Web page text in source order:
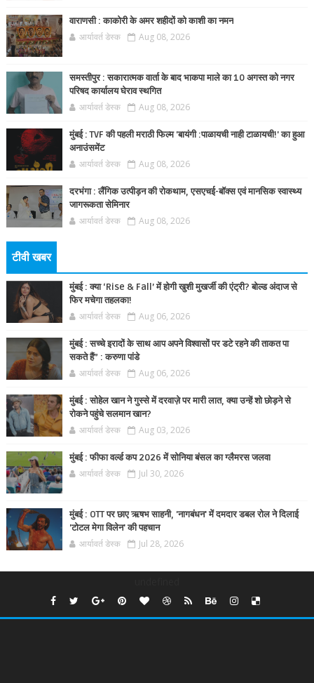
वाराणसी : काकोरी के अमर शहीदों को काशी का नमन
आर्यावर्त डेस्क Aug 08, 2026
समस्तीपुर : सकारात्मक वार्ता के बाद भाकपा माले का 10 अगस्त को नगर
परिषद कार्यालय घेराव स्थगित
आर्यावर्त डेस्क Aug 08, 2026
मुंबई : TVF की पहली मराठी फिल्म 'बायंगी :पाळायची नाही टाळायची!' का हुआ
अनाउंसमेंट
आर्यावर्त डेस्क Aug 08, 2026
दरभंगा : लैंगिक उत्पीड़न की रोकथाम, एसएचई-बॉक्स एवं मानसिक स्वास्थ्य
जागरूकता सेमिनार
आर्यावर्त डेस्क Aug 08, 2026
टीवी खबर
मुंबई : क्या ‘Rise & Fall’ में होगी खुशी मुखर्जी की एंट्री? बोल्ड अंदाज से
फिर मचेगा तहलका!
आर्यावर्त डेस्क Aug 06, 2026
मुंबई : सच्चे इरादों के साथ आप अपने विश्वासों पर डटे रहने की ताकत पा
सकते हैं” : करुणा पांडे
आर्यावर्त डेस्क Aug 06, 2026
मुंबई : सोहेल खान ने गुस्से में दरवाज़े पर मारी लात, क्या उन्हें शो छोड़ने से
रोकने पहुंचे सलमान खान?
आर्यावर्त डेस्क Aug 03, 2026
मुंबई : फीफा वर्ल्ड कप 2026 में सोनिया बंसल का ग्लैमरस जलवा
आर्यावर्त डेस्क Jul 30, 2026
मुंबई : OTT पर छाए ऋषभ साहनी, 'नागबंधन' में दमदार डबल रोल ने दिलाई
'टोटल मेगा विलेन' की पहचान
आर्यावर्त डेस्क Jul 28, 2026